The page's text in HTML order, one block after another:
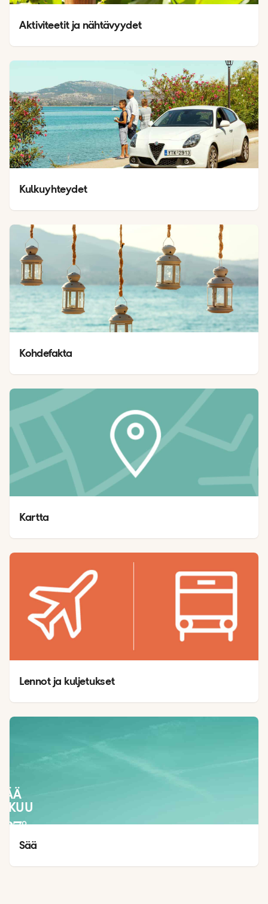
Aktiviteetit ja nähtävyydet
Kulkuyhteydet
Kohdefakta
Lennot ja kuljetukset
27°
21°
Sää